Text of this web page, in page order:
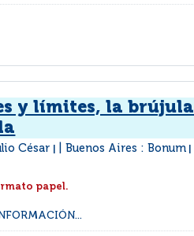
y límites, la brújula
César Buenos Aires : Bonum
papel.